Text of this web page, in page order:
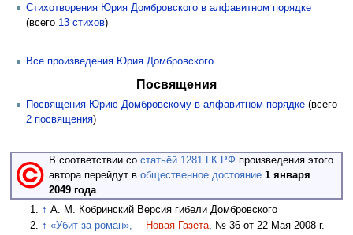
Стихотворения Юрия Домбровского в алфавитном порядке
(всего 13 стихов)
Все произведения Юрия Домбровского
Посвящения
Посвящения Юрию Домбровскому в алфавитном порядке (всего
2 посвящения)
В соответствии со статьёй 1281 ГК РФ произведения этого
автора перейдут в общественное достояние 1 января
2049 года
↑ А. М. Кобринский Версия гибели Домбровского
↑ «Убит за роман», Новая Газета , № 36 от 22 Мая 2008 г.